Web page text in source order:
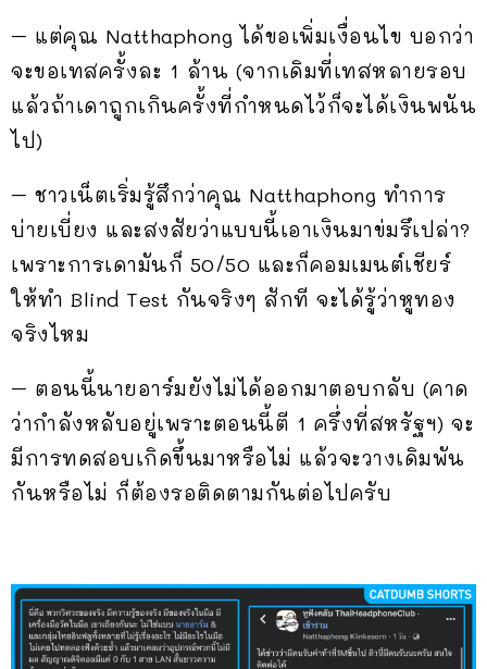
– แต่คุณ Natthaphong ได้ขอเพิ่มเงื่อนไข บอกว่า
จะขอเทสครั้งละ 1 ล้าน (จากเดิมที่เทสหลายรอบ
แล้วถ้าเดาถูกเกินครั้งที่กำหนดไว้ก็จะได้เงินพนัน
ไป)
– ชาวเน็ตเริ่มรู้สึกว่าคุณ Natthaphong ทำการ
บ่ายเบี่ยง และสงสัยว่าแบบนี้เอาเงินมาข่มรึเปล่า?
เพราะการเดามันก็ 50/50 และก็คอมเมนต์เชียร์
ให้ทำ Blind Test กันจริงๆ สักที จะได้รู้ว่าหูทอง
จริงไหม
– ตอนนี้นายอาร์มยังไม่ได้ออกมาตอบกลับ (คาด
ว่ากำลังหลับอยู่เพราะตอนนี้ตี 1 ครึ่งที่สหรัฐฯ) จะ
มีการทดสอบเกิดขึ้นมาหรือไม่ แล้วจะวางเดิมพัน
กันหรือไม่ ก็ต้องรอติดตามกันต่อไปครับ